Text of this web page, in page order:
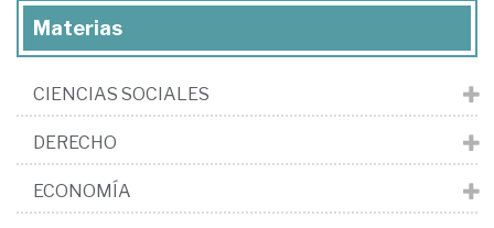
Materias
CIENCIAS SOCIALES
DERECHO
ECONOMÍA